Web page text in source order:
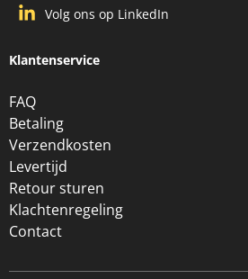
Volg ons op LinkedIn
Klantenservice
FAQ
Betaling
Verzendkosten
Levertijd
Retour sturen
Klachtenregeling
Contact